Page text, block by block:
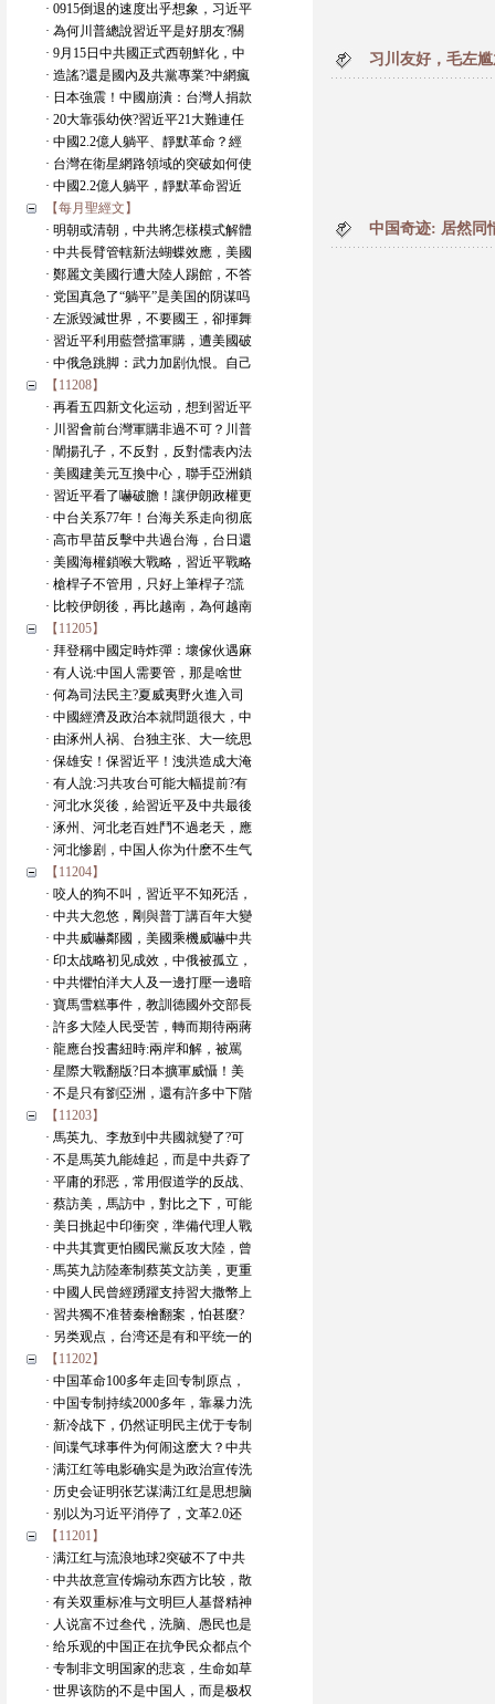
· 0915倒退的速度出乎想象，习近平
· 為何川普總說習近平是好朋友?關
· 9月15日中共國正式西朝鮮化，中
· 造謠?還是國內及共黨專業?中網瘋
· 日本強震！中國崩潰：台灣人捐款
· 20大靠張幼俠?習近平21大難連任
· 中國2.2億人躺平、靜默革命？經
· 台灣在衛星網路領域的突破如何使
· 中國2.2億人躺平，靜默革命習近
【每月聖經文】
· 明朝或清朝，中共將怎樣模式解體
· 中共長臂管轄新法蝴蝶效應，美國
· 鄭麗文美國行遭大陸人踢館，不答
· 党国真急了“躺平”是美国的阴谋吗
· 左派毀滅世界，不要國王，卻揮舞
· 習近平利用藍營擋軍購，遭美國破
· 中俄急跳脚：武力加剧仇恨。自己
【11208】
· 再看五四新文化运动，想到習近平
· 川習會前台灣軍購非過不可？川普
· 闡揚孔子，不反對，反對儒表內法
· 美國建美元互換中心，聯手亞洲鎖
· 習近平看了嚇破膽！讓伊朗政權更
· 中台关系77年！台海关系走向彻底
· 高市早苗反擊中共過台海，台日還
· 美國海權鎖喉大戰略，習近平戰略
· 槍桿子不管用，只好上筆桿子?謊
· 比較伊朗後，再比越南，為何越南
【11205】
· 拜登稱中國定時炸彈：壞傢伙遇麻
· 有人说:中国人需要管，那是啥世
· 何為司法民主?夏威夷野火進入司
· 中國經濟及政治本就問題很大，中
· 由涿州人祸、台独主张、大一统思
· 保雄安！保習近平！洩洪造成大淹
· 有人說:习共攻台可能大幅提前?有
· 河北水災後，給習近平及中共最後
· 涿州、河北老百姓鬥不過老天，應
· 河北惨剧，中国人你为什麽不生气
【11204】
· 咬人的狗不叫，習近平不知死活，
· 中共大忽悠，剛與普丁講百年大變
· 中共威嚇鄰國，美國乘機威嚇中共
· 印太战略初见成效，中俄被孤立，
· 中共懼怕洋大人及一邊打壓一邊暗
· 寶馬雪糕事件，教訓德國外交部長
· 許多大陸人民受苦，轉而期待兩蔣
· 龍應台投書紐時:兩岸和解，被罵
· 星際大戰翻版?日本擴軍威懾！美
· 不是只有劉亞洲，還有許多中下階
【11203】
· 馬英九、李敖到中共國就變了?可
· 不是馬英九能雄起，而是中共孬了
· 平庸的邪恶，常用假道学的反战、
· 蔡訪美，馬訪中，對比之下，可能
· 美日挑起中印衝突，準備代理人戰
· 中共其實更怕國民黨反攻大陸，曾
· 馬英九訪陸牽制蔡英文訪美，更重
· 中國人民曾經踴躍支持習大撒幣上
· 習共獨不准替秦檜翻案，怕甚麼?
· 另类观点，台湾还是有和平统一的
【11202】
· 中国革命100多年走回专制原点，
· 中国专制持续2000多年，靠暴力洗
· 新冷战下，仍然证明民主优于专制
· 间谍气球事件为何闹这麽大？中共
· 满江红等电影确实是为政治宣传洗
· 历史会证明张艺谋满江红是思想脑
· 别以为习近平消停了，文革2.0还
【11201】
· 满江红与流浪地球2突破不了中共
· 中共故意宣传煽动东西方比较，散
· 有关双重标准与文明巨人基督精神
· 人说富不过叁代，洗脑、愚民也是
· 给乐观的中国正在抗争民众都点个
· 专制非文明国家的悲哀，生命如草
· 世界该防的不是中国人，而是极权
习川友好，毛左
中国奇迹: 居然同